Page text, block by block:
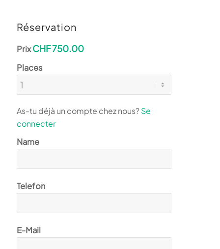
Réservation
PrixCHF 750.00
Places
As-tu déjà un compte chez nous?Se
connecter
Name
Telefon
E-Mail